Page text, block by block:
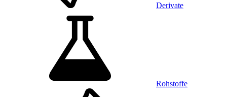
Derivate
Rohstoffe